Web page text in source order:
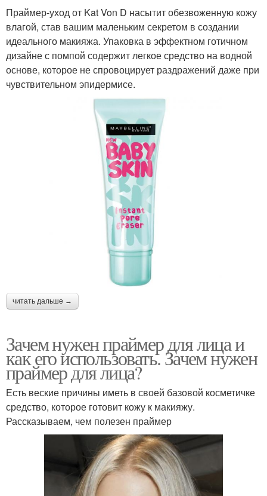
Праймер-уход от Kat Von D насытит обезвоженную кожу
влагой, став вашим маленьким секретом в создании
идеального макияжа. Упаковка в эффектном готичном
дизайне с помпой содержит легкое средство на водной
основе, которое не спровоцирует раздражений даже при
чувствительном эпидермисе.
читать дальше →
Зачем нужен праймер для лица и
как его использовать. Зачем нужен
праймер для лица?
Есть веские причины иметь в своей базовой косметичке
средство, которое готовит кожу к макияжу.
Рассказываем, чем полезен праймер